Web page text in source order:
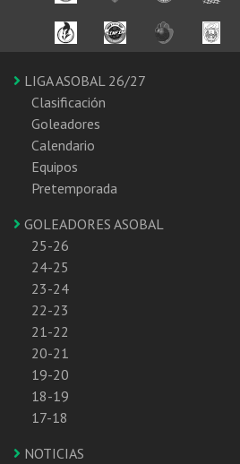
LIGA ASOBAL 26/27
Clasificación
Goleadores
Calendario
Equipos
Pretemporada
GOLEADORES ASOBAL
25-26
24-25
23-24
22-23
21-22
20-21
19-20
18-19
17-18
NOTICIAS